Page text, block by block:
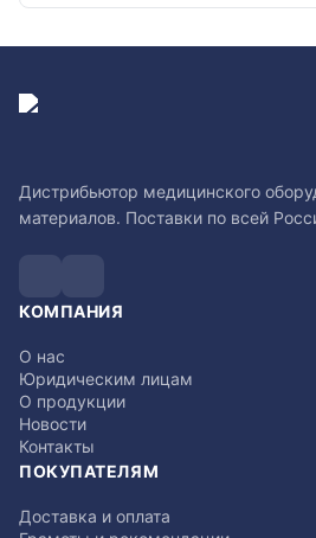
Дистрибьютор медицинского
материалов. Поставки по всей
КОМПАНИЯ
О нас
Юридическим лицам
О продукции
Новости
Контакты
ПОКУПАТЕЛЯМ
Доставка и оплата